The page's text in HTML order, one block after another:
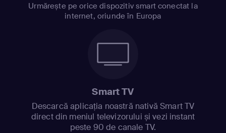
Urmărește pe orice dispozitiv smart conectat la
internet, oriunde în Europa
Smart TV
Descarcă aplicația noastră nativă Smart TV
direct din meniul televizorului și vezi instant
peste 90 de canale TV.